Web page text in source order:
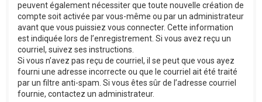
peuvent également nécessiter que toute nouvelle création de
compte soit activée par vous-même ou par un administrateur
avant que vous puissiez vous connecter. Cette information
est indiquée lors de l’enregistrement. Si vous avez reçu un
courriel, suivez ses instructions.
Si vous n’avez pas reçu de courriel, il se peut que vous ayez
fourni une adresse incorrecte ou que le courriel ait été traité
par un filtre anti-spam. Si vous êtes sûr de l’adresse courriel
fournie, contactez un administrateur.